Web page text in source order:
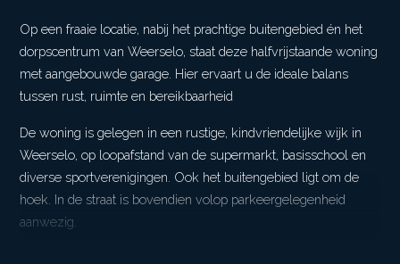
Op een fraaie locatie, nabij het prachtige buitengebied én het
dorpscentrum van Weerselo, staat deze halfvrijstaande woning
met aangebouwde garage. Hier ervaart u de ideale balans
tussen rust, ruimte en bereikbaarheid
De woning is gelegen in een rustige, kindvriendelijke wijk in
Weerselo, op loopafstand van de supermarkt, basisschool en
diverse sportverenigingen. Ook het buitengebied ligt om de
hoek. In de straat is bovendien volop parkeergelegenheid
aanwezig.